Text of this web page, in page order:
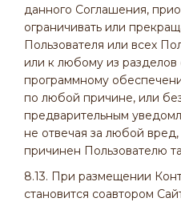
данного Соглашения,
ограничивать или
Пользователя или всех
или к любому из разделов
программному
по любой причине, или
предварительным
не отвечая за любой
причинен Пользователю
8.13. При размещении
становится соавтором